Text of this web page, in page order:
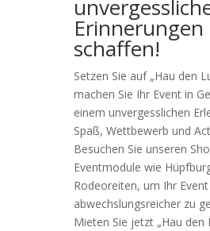
Erinnerungen
schaffen!
Setzen Sie auf „Hau den
machen Sie Ihr Event in
einem unvergesslichen
Spaß, Wettbewerb und
Besuchen Sie unseren
Eventmodule wie
Rodeoreiten, um Ihr
abwechslungsreicher zu
Mieten Sie jetzt „Hau den